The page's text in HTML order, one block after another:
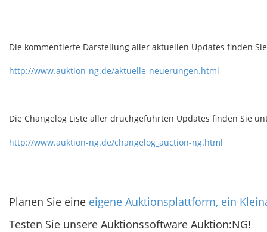
Die kommentierte Darstellung aller aktuellen Updates finden
http://www.auktion-ng.de/aktuelle-neuerungen.html
Die Changelog Liste aller druchgeführten Updates finden Sie
http://www.auktion-ng.de/changelog_auction-ng.html
Planen Sie eine eigene Auktionsplattform, ein
Testen Sie unsere Auktionssoftware Auktion:NG!